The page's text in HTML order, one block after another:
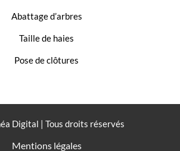
Abattage d’arbres
Taille de haies
Pose de clôtures
Digital | Tous droits réservés
Mentions légales